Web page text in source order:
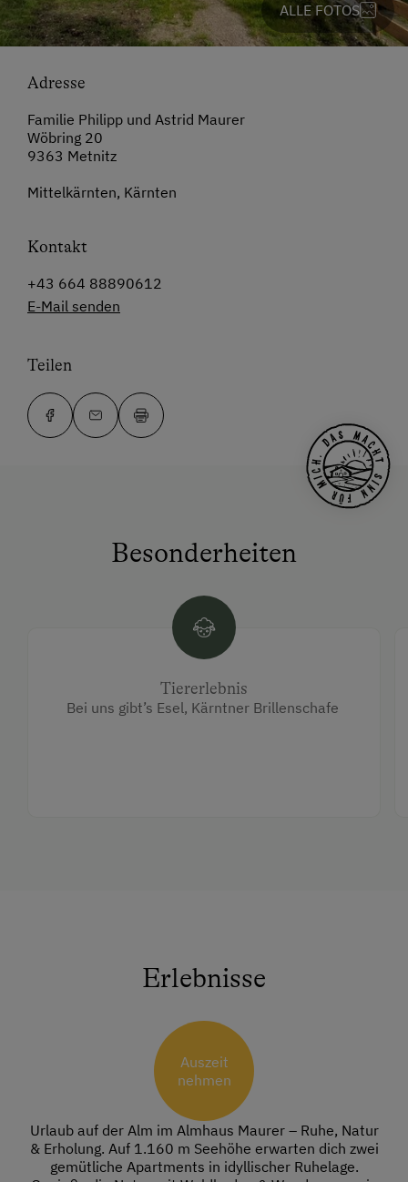
ALLE FOTOS
Adresse
Familie Philipp und Astrid Maurer
Wöbring 20
9363 Metnitz
Mittelkärnten, Kärnten
Kontakt
+43 664 88890612
E-Mail senden
Teilen
Besonderheiten
Tiererlebnis
Bei uns gibt’s Esel, Kärntner Brillenschafe
Erlebnisse
Auszeit
nehmen
Urlaub auf der Alm im Almhaus Maurer – Ruhe, Natur
& Erholung. Auf 1.160 m Seehöhe erwarten dich zwei
gemütliche Apartments in idyllischer Ruhelage.